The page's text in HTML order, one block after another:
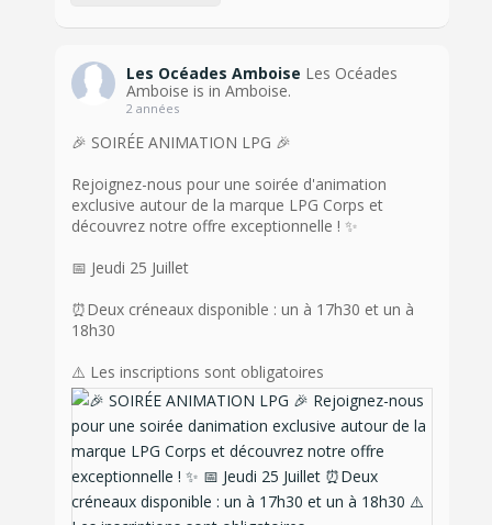
Les Océades Amboise Les Océades
Amboise is in Amboise.
2 années
🎉 SOIRÉE ANIMATION LPG 🎉
Rejoignez-nous pour une soirée d'animation
exclusive autour de la marque LPG Corps et
découvrez notre offre exceptionnelle ! ✨
📅 Jeudi 25 Juillet
⏰Deux créneaux disponible : un à 17h30 et un à
18h30
⚠️ Les inscriptions sont obligatoires